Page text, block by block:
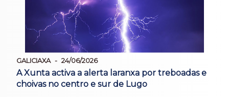
GALICIAXA 24/06/2026
A Xunta activa a alerta laranxa por treboadas e
choivas no centro e sur de Lugo